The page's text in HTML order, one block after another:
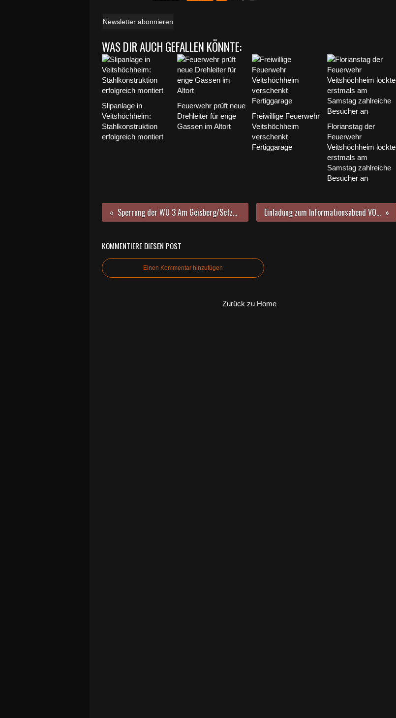
Newsletter abonnieren
WAS DIR AUCH GEFALLEN KÖNNTE:
Slipanlage in
Veitshöchheim:
Stahlkonstruktion
erfolgreich montiert
Feuerwehr prüft neue
Drehleiter für enge
Gassen im Altort
Freiwillige Feuerwehr
Veitshöchheim
verschenkt
Fertiggarage
Florianstag der
Feuerwehr
Veitshöchheim lockte
erstmals am
Samstag zahlreiche
Besucher an
Sperrung der WÜ 3 Am Geisberg/Setzweg in Veitshöchheim vom 6. bis 24. November Einladung zum Informationsabend VORSICHT ENKELTRICK! am 25. November 2019
KOMMENTIERE DIESEN POST
Einen Kommentar hinzufügen
Zurück zu Home